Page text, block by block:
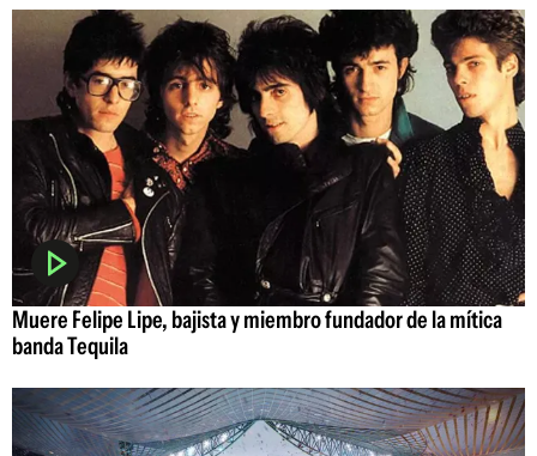
Muere Felipe Lipe, bajista y miembro fundador de la mítica
banda Tequila